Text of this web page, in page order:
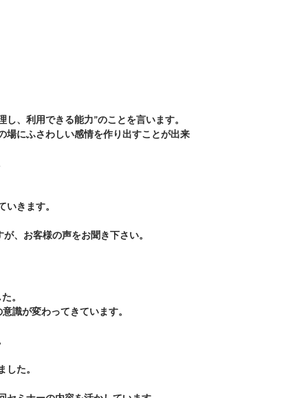
、 利用できる能力”のことを言います。
場にふさわしい感情を作り出すことが出来
きます。
、お客様の声をお聞き下さい。
。
識が変わってきています。
た。